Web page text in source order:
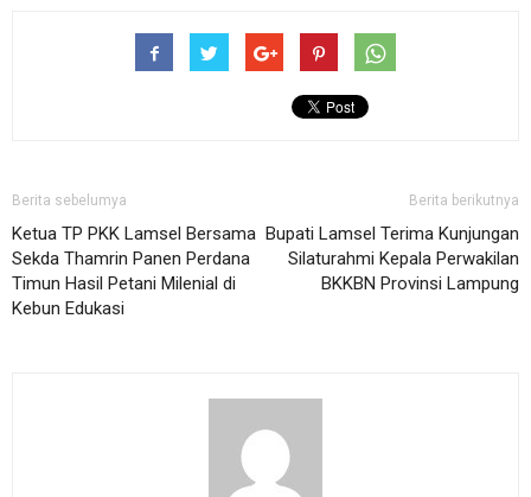
Berita sebelumya
Ketua TP PKK Lamsel Bersama
Sekda Thamrin Panen Perdana
Timun Hasil Petani Milenial di
Kebun Edukasi
Berita berikutnya
Bupati Lamsel Terima Kunjungan
Silaturahmi Kepala Perwakilan
BKKBN Provinsi Lampung